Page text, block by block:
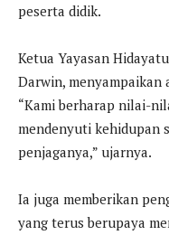
peserta didik.
Ketua Yayasan
Darwin, menyampaikan
“Kami berharap nilai-
mendenyuti kehidupan
penjaganya,” ujarnya.
Ia juga memberikan
yang terus berupaya